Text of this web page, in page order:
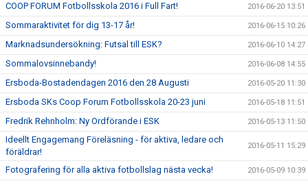
COOP FORUM Fotbollsskola 2016 i Full Fart! 2016-06-20 13:51
Sommaraktivitet för dig 13-17 år! 2016-06-15 10:26
Marknadsundersökning: Futsal till ESK? 2016-06-10 14:27
Sommalovsinnebandy! 2016-06-08 14:55
Ersboda-Bostadendagen 2016 den 28 Augusti 2016-05-20 11:30
Ersboda SKs Coop Forum Fotbollsskola 20-23 juni 2016-05-18 11:51
Fredrik Rehnholm: Ny Ordförande i ESK 2016-05-13 11:50
Ideellt Engagemang Föreläsning - för aktiva, ledare och
föräldrar!
2016-05-11 15:29
Fotografering för alla aktiva fotbollslag nästa vecka! 2016-05-09 10:39